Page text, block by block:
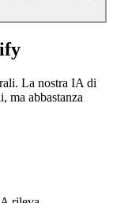
La nostra IA di
ma abbastanza